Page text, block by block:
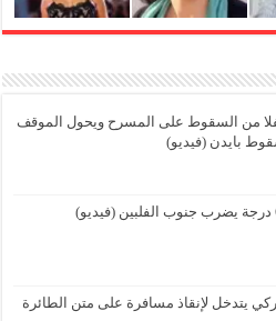
من السقوط على المسرح ويحول الموقف
بايدن (فيديو)
يتدخل لإنقاذ مسافرة على متن الطائرة